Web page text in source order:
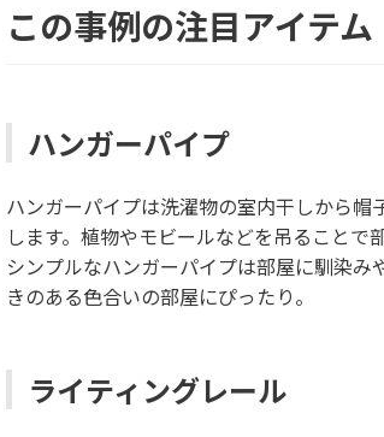
この事例の注目アイテム
ハンガーパイプ
ハンガーパイプは洗濯物の室内干しから
します。植物やモビールなどを吊ること
シンプルなハンガーパイプは部屋に馴染
きのある色合いの部屋にぴったり。
ライティングレール